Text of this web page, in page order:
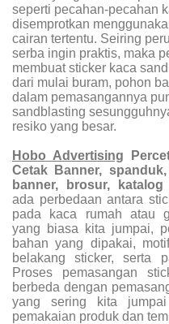
seperti pecahan-pecahan
disemprotkan
cairan tertentu. Seiring
serba ingin praktis, maka
membuat sticker kaca
dari mulai buram, pohon
dalam pemasangannya
sandblasting
resiko yang besar.
Hobo Advertising
Cetak Banner,
banner, brosur,
ada perbedaan antara
pada kaca rumah atau
yang biasa kita jumpai,
bahan yang dipakai,
belakang sticker, serta
Proses pemasangan
berbeda dengan
yang sering kita
pemakaian produk dan